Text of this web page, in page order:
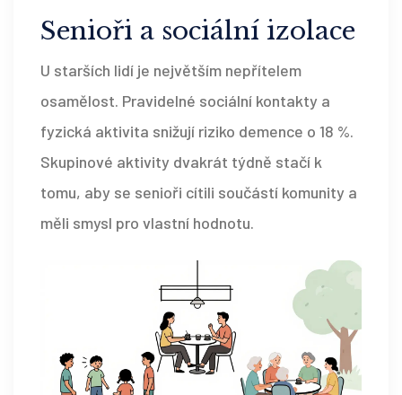
Senioři a sociální izolace
U starších lidí je největším nepřítelem
osamělost. Pravidelné sociální kontakty a
fyzická aktivita snižují riziko demence o 18 %.
Skupinové aktivity dvakrát týdně stačí k
tomu, aby se senioři cítili součástí komunity a
měli smysl pro vlastní hodnotu.